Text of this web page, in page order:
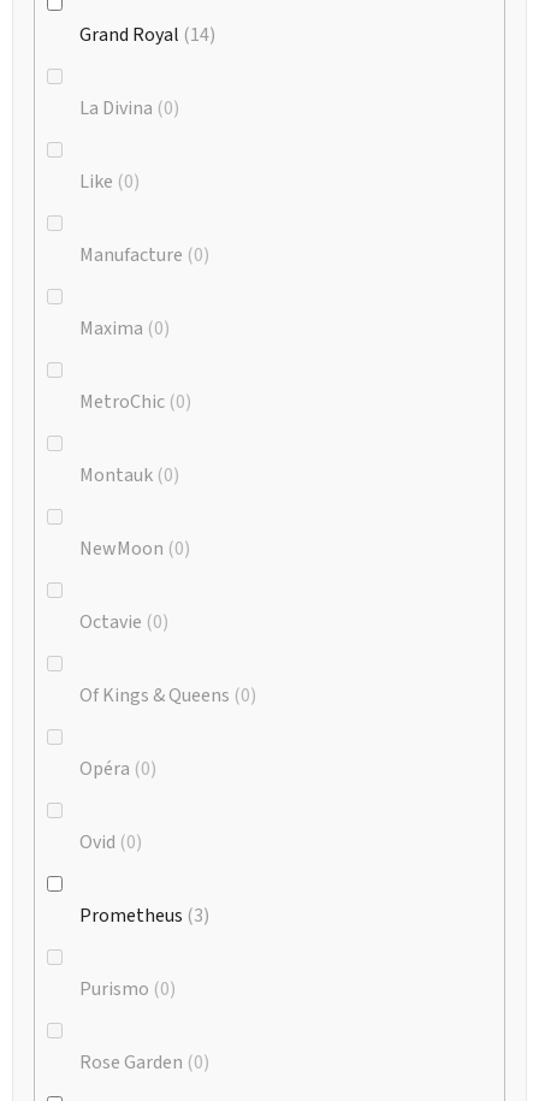
Grand Royal 14
La Divina 0
Like 0
Manufacture 0
Maxima 0
MetroChic 0
Montauk 0
NewMoon 0
Octavie 0
Of Kings & Queens 0
Opéra 0
Ovid 0
Prometheus 3
Purismo 0
Rose Garden 0